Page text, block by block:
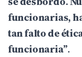
funcionarias,
tan falto de
funcionaria”.